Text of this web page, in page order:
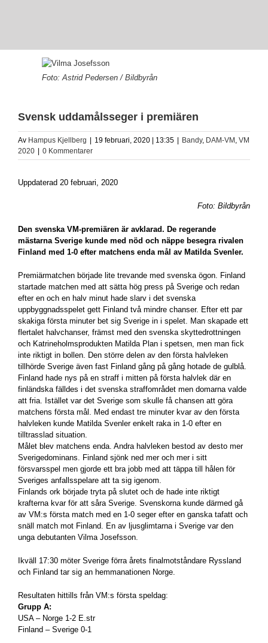
Foto: Astrid Pedersen / Bildbyrån
Svensk uddamålsseger i premiären
Av Hampus Kjellberg 19 februari, 2020 | 13:35 Bandy, DAM-VM , VM
2020
0 Kommentarer
Uppdaterad 20 februari, 2020
Foto: Bildbyrån
Den svenska VM-premiären är avklarad. De regerande
mästarna Sverige kunde med nöd och näppe besegra rivalen
Finland med 1-0 efter matchens enda mål av Matilda Svenler.
Premiärmatchen började lite trevande med svenska ögon. Finland
startade matchen med att sätta hög press på Sverige och redan
efter en och en halv minut hade slarv i det svenska
uppbyggnadsspelet gett Finland två mindre chanser. Efter ett par
skakiga första minuter bet sig Sverige in i spelet. Man skapade ett
flertalet halvchanser, främst med den svenska skyttedrottningen
och Katrineholmsprodukten Matilda Plan i spetsen, men man fick
inte riktigt in bollen. Den större delen av den första halvleken
tillhörde Sverige även fast Finland gång på gång hotade de gulblå.
Finland hade nys på en straff i mitten på första halvlek där en
finländska fälldes i det svenska straffområdet men domarna valde
att fria. Istället var det Sverige som skulle få chansen att göra
matchens första mål. Med endast tre minuter kvar av den första
halvleken kunde Matilda Svenler enkelt raka in 1-0 efter en
tilltrasslad situation.
Målet blev matchens enda. Andra halvleken bestod av desto mer
Sverigedominans. Finland sjönk ned mer och mer i sitt
försvarsspel men gjorde ett bra jobb med att täppa till hålen för
Sveriges anfallsspelare att ta sig igenom.
Finlands ork började tryta på slutet och de hade inte riktigt
krafterna kvar för att såra Sverige. Svenskorna kunde därmed gå
av VM:s första match med en 1-0 seger efter en ganska tafatt och
snäll match mot Finland. En av ljusglimtarna i Sverige var den
unga debutanten Vilma Josefsson.
Ikväll 17:30 möter Sverige förra årets finalmotståndare Ryssland
och Finland tar sig an hemmanationen Norge.
Resultaten hittills från VM:s första speldag:
Grupp A:
USA – Norge 1-2 E.str
Finland – Sverige 0-1